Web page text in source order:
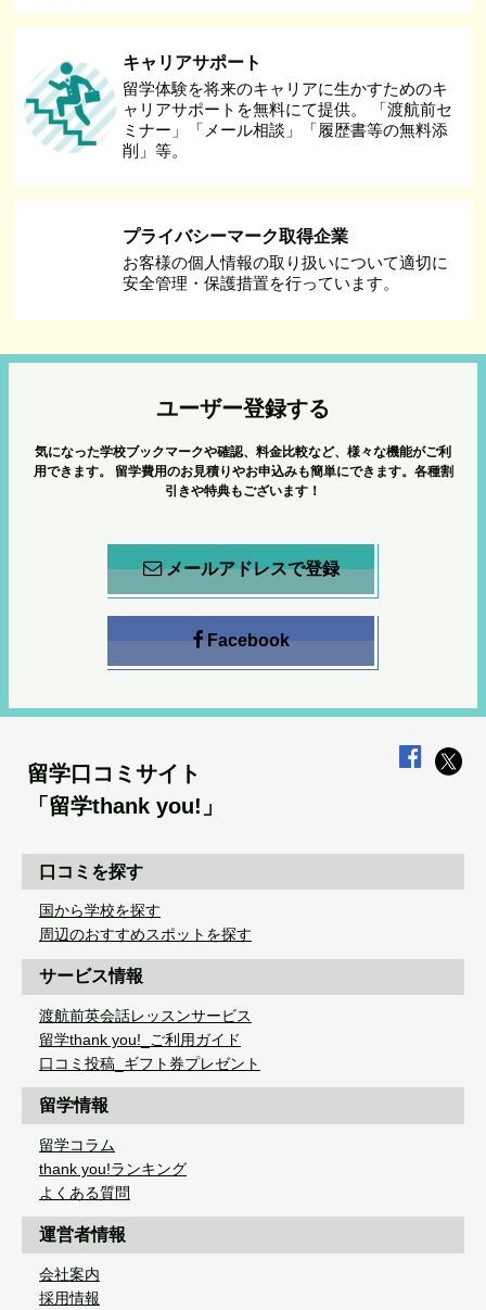
キャリアサポート
留学体験を将来のキャリアに生かすためのキ
ャリアサポートを無料にて提供。 「渡航前セ
ミナー」「メール相談」「履歴書等の無料添
削」等。
プライバシーマーク取得企業
お客様の個人情報の取り扱いについて適切に
安全管理・保護措置を行っています。
ユーザー登録する
気になった学校ブックマークや確認、料金比較など、様々な機能がご利
用できます。
留学費用のお見積りやお申込みも簡単にできます。各種割
引きや特典もございます！
メールアドレスで登録
Facebook
留学口コミサイト
「留学thank you!」
口コミを探す
国から学校を探す
周辺のおすすめスポットを探す
サービス情報
渡航前英会話レッスンサービス
留学thank you!_ご利用ガイド
口コミ投稿_ギフト券プレゼント
留学情報
留学コラム
thank you!ランキング
よくある質問
運営者情報
会社案内
採用情報